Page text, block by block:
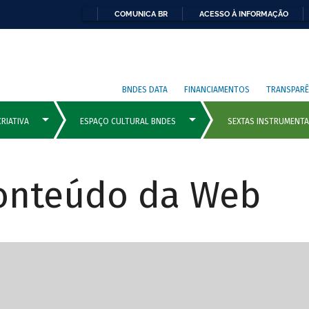
COMUNICA BR ACESSO À INFORMAÇÃO
BNDES DATA FINANCIAMENTOS
da Web